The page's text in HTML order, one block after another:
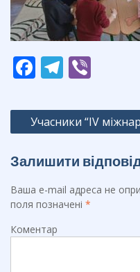
F
e
b
o
k
T
e
gr
a
m
er
Навігація
записів
Учасники “IV
Залишити
Ваша e-mail адреса не
поля позначені *
Коментар